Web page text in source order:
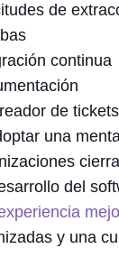
de
continua
de tickets
una
del
y una